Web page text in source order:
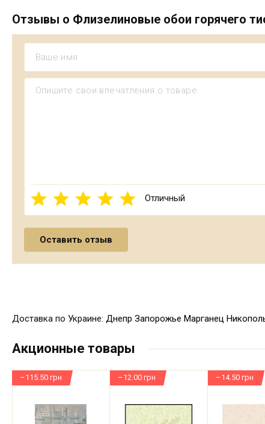
Отзывы о Флизелиновые обои горячего
Отличный
Доставка по Украине: Днепр Запорожье Марганец
Акционные товары
–115.50 грн –12.00 грн –14.50 грн